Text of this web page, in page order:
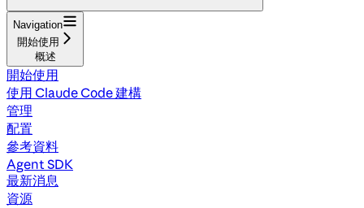
Navigation
開始使用
概述
開始使用
使用 Claude Code 建構
管理
配置
參考資料
Agent SDK
最新消息
資源